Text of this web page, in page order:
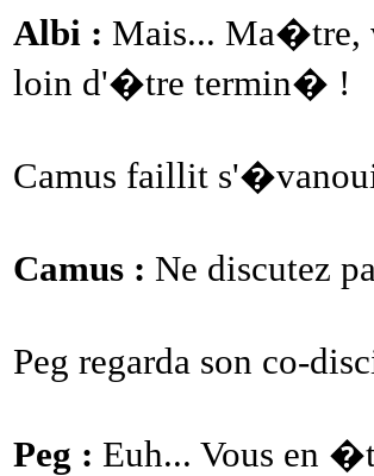
Albi : Mais... Ma�tre,
loin d'�tre termin� !
Camus faillit
Camus : Ne discutez
Peg regarda son co-
Peg : Euh... Vous en